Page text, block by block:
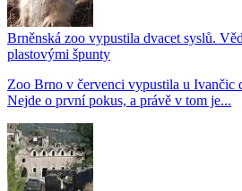
Brněnská zoo vypustila dvacet syslů.
plastovými špunty
Zoo Brno v červenci vypustila u Ivančic
Nejde o první pokus, a právě v tom je...